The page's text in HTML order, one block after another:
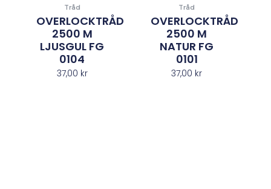
Tråd
OVERLOCKTRÅD
2500 M
LJUSGUL FG
0104
37,00 kr
Tråd
OVERLOCKTRÅD
2500 M
NATUR FG
0101
37,00 kr